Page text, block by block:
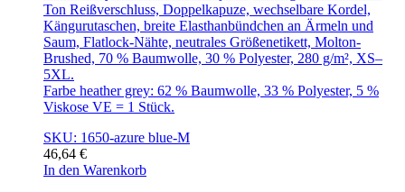
Ton Reißverschluss, Doppelkapuze, wechselbare Kordel,
Kängurutaschen, breite Elasthanbündchen an Ärmeln und
Saum, Flatlock-Nähte, neutrales Größenetikett, Molton-
Brushed, 70 % Baumwolle, 30 % Polyester, 280 g/m², XS–
5XL.
Farbe heather grey: 62 % Baumwolle, 33 % Polyester, 5 %
Viskose VE = 1 Stück.
SKU: 1650-azure blue-M
46,64 €
In den Warenkorb